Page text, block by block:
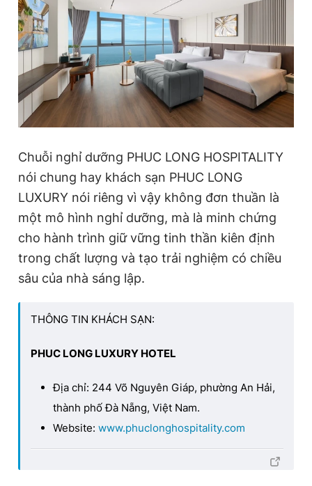
Chuỗi nghỉ dưỡng PHUC LONG HOSPITALITY
nói chung hay khách sạn PHUC LONG
LUXURY nói riêng vì vậy không đơn thuần là
một mô hình nghỉ dưỡng, mà là minh chứng
cho hành trình giữ vững tinh thần kiên định
trong chất lượng và tạo trải nghiệm có chiều
sâu của nhà sáng lập.
THÔNG TIN KHÁCH SẠN:
PHUC LONG LUXURY HOTEL
Địa chỉ: 244 Võ Nguyên Giáp, phường An Hải,
thành phố Đà Nẵng, Việt Nam.
Website: www.phuclonghospitality.com